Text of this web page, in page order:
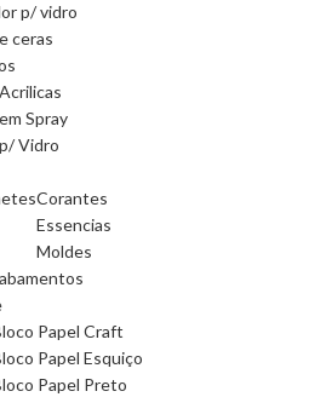
p/ vidro
ceras
Spray
Vidro
Corantes
Essencias
Moldes
Papel Craft
Papel Esquiço
Papel Preto